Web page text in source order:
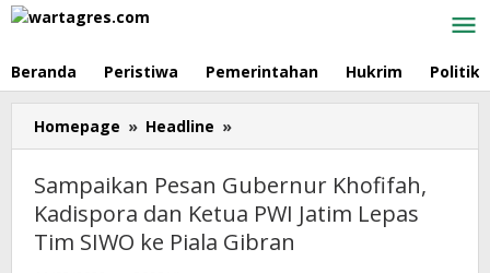
Skip
Beranda Peristiwa Pemerintahan Hukrim Politik
Homepage » Headline »
Pesan
Gubernur
Khofifah,
Kadispora
dan
Sampaikan Pesan Gubernur Khofifah,
Kadispora dan Ketua PWI Jatim Lepas
Tim SIWO ke Piala Gibran